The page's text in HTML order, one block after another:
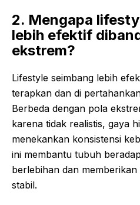
2. Mengapa
lebih efektif
ekstrem?
Lifestyle seimbang lebih
terapkan dan di
Berbeda dengan pola
karena tidak realistis, gaya
menekankan konsistensi
ini membantu tubuh
berlebihan dan
stabil.